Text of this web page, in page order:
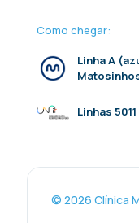
Como chegar:
Linha A
Linhas
© 2026 Clínica